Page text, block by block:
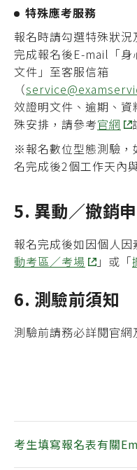
特殊應考服務
報名時請勾選特殊狀
完成報名後E-mail 「
文件」 至客服信箱
（
效證明文件、逾期、
殊安排，請參考官網
※報名數位型態測驗，
名完成後2個工作天內
5. 異動／撤銷
報名完成後如因個人
動考區／考場
」或「
6. 測驗前須知
測驗前請務必詳閱官網
考生填寫報名表有關